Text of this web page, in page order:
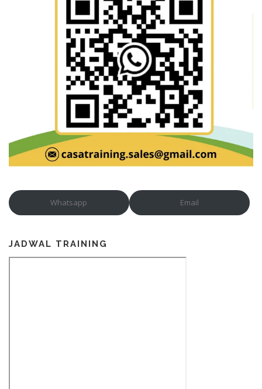
Whatsapp Email
JADWAL TRAINING